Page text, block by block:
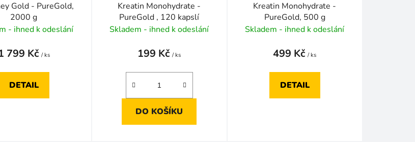
Gold - PureGold,
2000 g
- ihned k odeslání
799 Kč / ks
DETAIL
Kreatin Monohydrate -
PureGold , 120 kapslí
Skladem - ihned k odeslání
199 Kč/ ks
DO KOŠÍKU
Kreatin Monohydrate -
PureGold, 500 g
Skladem - ihned k odeslání
499 Kč/ ks
DETAIL